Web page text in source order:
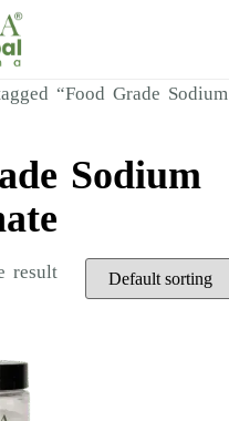
“Food Grade Sodium
Sodium
result